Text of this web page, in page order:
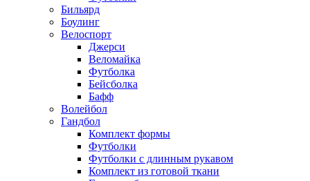
Бильярд
Боулинг
Велоспорт
Джерси
Веломайка
Футболка
Бейсболка
Бафф
Волейбол
Гандбол
Комплект формы
Футболки
Футболки с длинным рукавом
Комплект из готовой ткани